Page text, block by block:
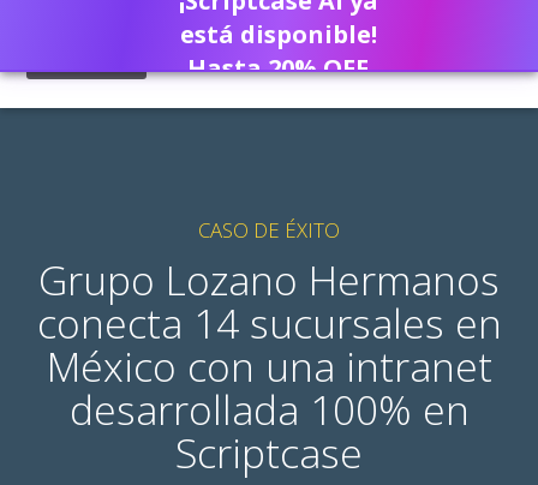
CASO DE ÉXITO
Grupo Lozano Hermanos
conecta 14 sucursales en
México con una intranet
desarrollada 100% en
Scriptcase
está disponible!
Hasta 20% OFF